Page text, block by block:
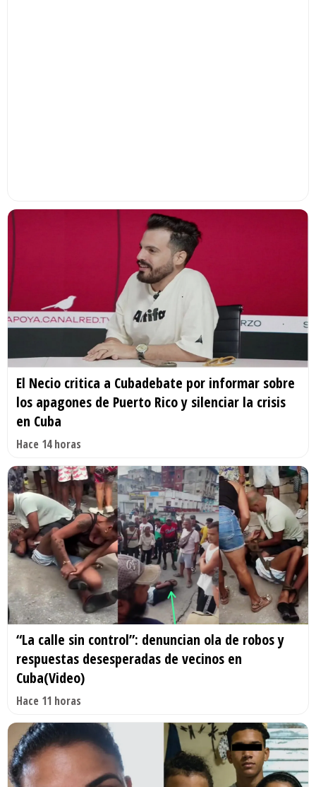
El Necio critica a Cubadebate por informar sobre
los apagones de Puerto Rico y silenciar la crisis
en Cuba
Hace 14 horas
“La calle sin control”: denuncian ola de robos y
respuestas desesperadas de vecinos en
Cuba(Video)
Hace 11 horas